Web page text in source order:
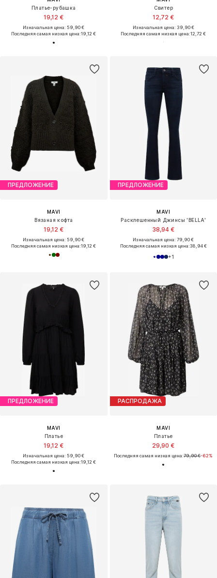
Платье-рубашка
19,12 €
Изначальная цена: 59,90 €
Последняя самая низкая цена:19,12 €
Свитер
12,72 €
Изначальная цена: 39,90 €
Последняя самая низкая цена:12,72 €
ПРЕДЛОЖЕНИЕ
MAVI
Вязаная кофта
19,12 €
Изначальная цена: 59,90 €
Последняя самая низкая цена:19,12 €
ПРЕДЛОЖЕНИЕ
MAVI
Расклешенный Джинсы 'BELLA'
38,94 €
Изначальная цена: 79,90 €
Последняя самая низкая цена:38,94 €
+1
ПРЕДЛОЖЕНИЕ
MAVI
Платье
19,12 €
Изначальная цена: 59,90 €
Последняя самая низкая цена:19,12 €
РАСПРОДАЖА
MAVI
Платье
29,90 €
Последняя самая низкая цена:79,90 €-62%